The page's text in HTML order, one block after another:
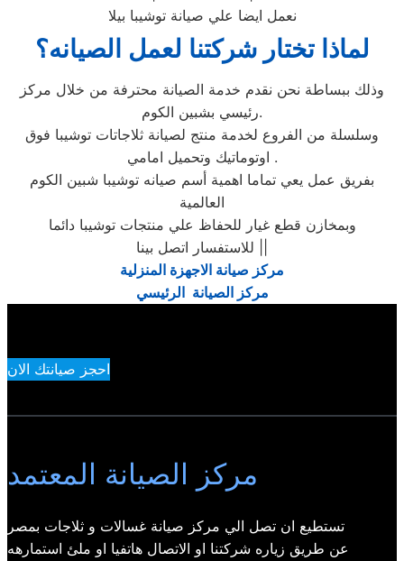
نعمل ايضا علي صيانة توشيبا بيلا
لماذا تختار شركتنا لعمل الصيانه؟
وذلك ببساطة نحن نقدم خدمة الصيانة محترفة من خلال مركز
رئيسي بشبين الكوم.
وسلسلة من الفروع لخدمة منتج لصيانة ثلاجاتات توشيبا فوق
اوتوماتيك وتحميل امامي .
بفريق عمل يعي تماما اهمية أسم صيانه توشيبا شبين الكوم
العالمية
وبمخازن قطع غيار للحفاظ علي منتجات توشيبا دائما
مركز صيانة الاجهزة المنزلية
مركز الصيانة الرئيسي
احجز صيانتك الان
مركز الصيانة المعتمد
تستطيع ان تصل الي مركز صيانة غسالات و ثلاجات بمصر
عن طريق زياره شركتنا او الاتصال هاتفيا او ملئ استمارهه